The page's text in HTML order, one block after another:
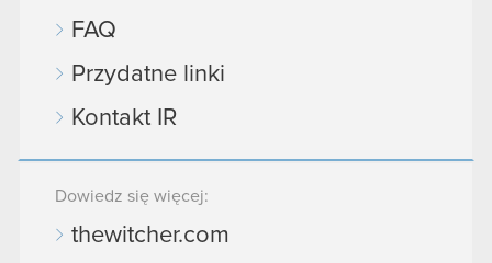
FAQ
Przydatne linki
Kontakt IR
Dowiedz się więcej:
thewitcher.com